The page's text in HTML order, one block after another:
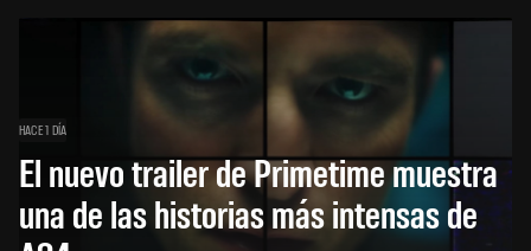
HACE 1 DÍA
El nuevo trailer de Primetime muestra
una de las historias más intensas de